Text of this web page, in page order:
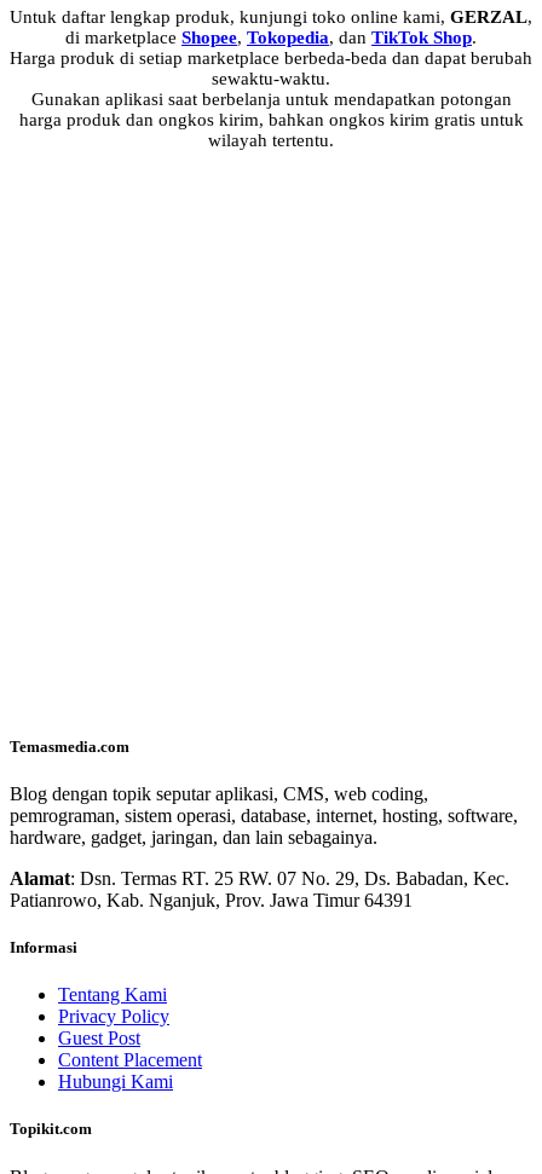
Untuk daftar lengkap produk, kunjungi toko online kami, GERZAL,
di marketplace Shopee, Tokopedia, dan TikTok Shop.
Harga produk di setiap marketplace berbeda-beda dan dapat berubah
sewaktu-waktu.
Gunakan aplikasi saat berbelanja untuk mendapatkan potongan
harga produk dan ongkos kirim, bahkan ongkos kirim gratis untuk
wilayah tertentu.
Temasmedia.com
Blog dengan topik seputar aplikasi, CMS, web coding,
pemrograman, sistem operasi, database, internet, hosting, software,
hardware, gadget, jaringan, dan lain sebagainya.
Alamat: Dsn. Termas RT. 25 RW. 07 No. 29, Ds. Babadan, Kec.
Patianrowo, Kab. Nganjuk, Prov. Jawa Timur 64391
Informasi
Tentang Kami
Privacy Policy
Guest Post
Content Placement
Hubungi Kami
Topikit.com